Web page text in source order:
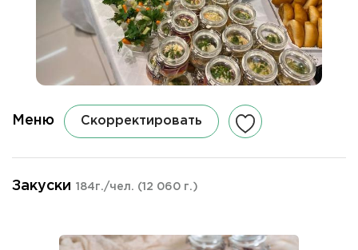
Меню Скорректировать
Закуски 184г./чел. (12 060 г.)